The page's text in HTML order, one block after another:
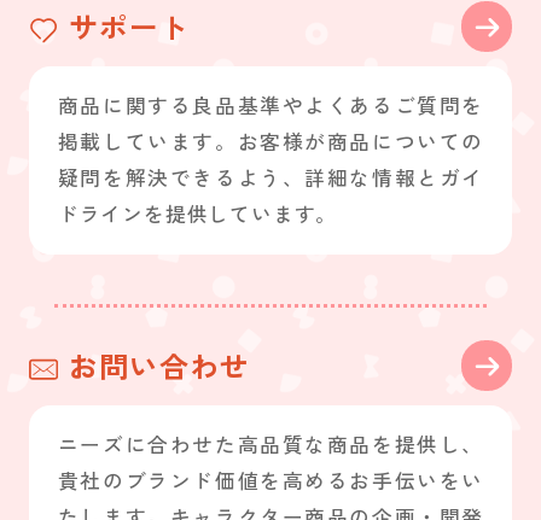
サポート
商品に関する良品基準やよくあるご質問を
掲載しています。お客様が商品についての
疑問を解決できるよう、詳細な情報とガイ
ドラインを提供しています。
お問い合わせ
ニーズに合わせた高品質な商品を提供し、
貴社のブランド価値を高めるお手伝いをい